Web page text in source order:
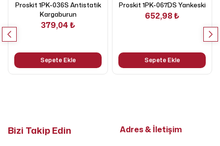
Proskit 1PK-036S Antistatik
Kargaburun
379,04 ₺
Sepete Ekle
Proskit 1PK-067DS Yankeski
652,98 ₺
Sepete Ekle
Bizi Takip Edin Adres & İletişim